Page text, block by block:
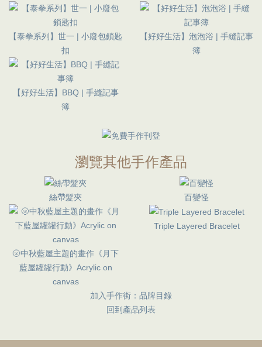
【泰拳系列】世一 | 小廢包鎖匙
扣
【好好生活】泡泡浴 | 手縫記事
簿
【好好生活】BBQ | 手縫記事
簿
瀏覽其他手作產品
絲帶髮夾 百變怪
🌝中秋藍屋主題的畫作《月下
藍屋罐罐行動》Acrylic on
canvas
Triple Layered Bracelet
加入手作街：品牌目錄
回到產品列表